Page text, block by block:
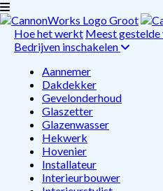
Hoe het werkt Meest gestelde
Bedrijven inschakelen
Aannemer
Dakdekker
Gevelonderhoud
Glaszetter
Glazenwasser
Hekwerk
Hovenier
Installateur
Interieurbouwer